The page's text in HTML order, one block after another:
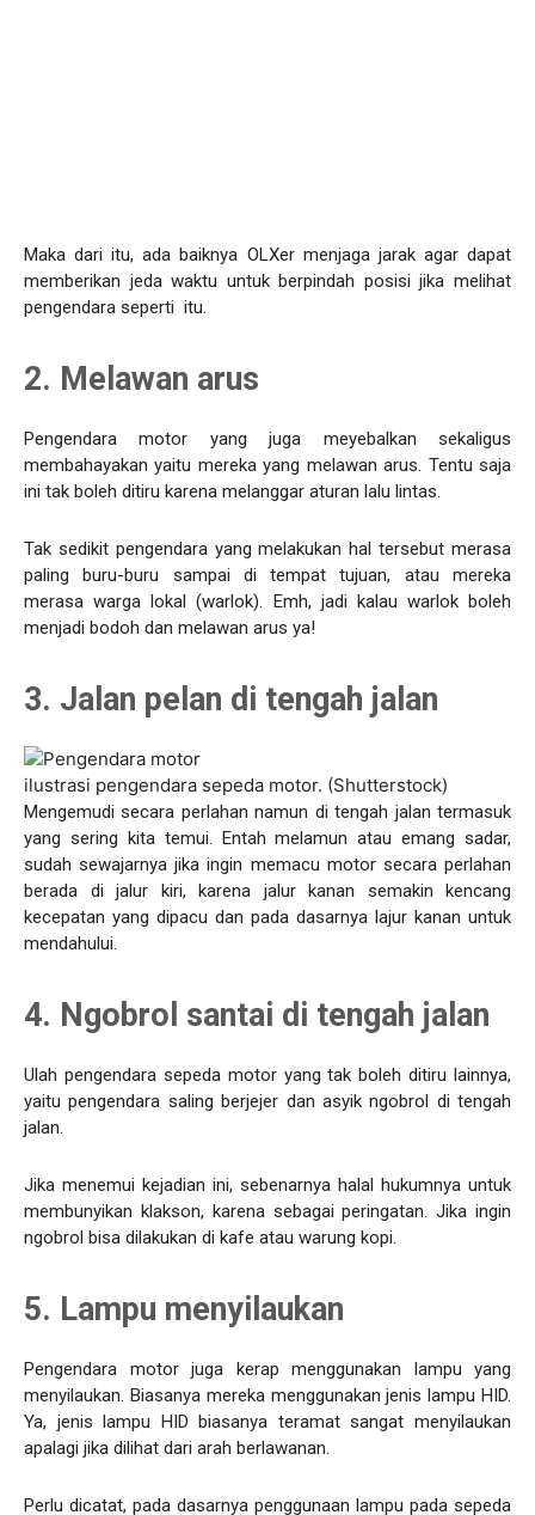
Maka dari itu, ada baiknya OLXer menjaga jarak agar dapat
memberikan jeda waktu untuk berpindah posisi jika melihat
pengendara seperti itu.
2. Melawan arus
Pengendara motor yang juga meyebalkan sekaligus
membahayakan yaitu mereka yang melawan arus. Tentu saja
ini tak boleh ditiru karena melanggar aturan lalu lintas.
Tak sedikit pengendara yang melakukan hal tersebut merasa
paling buru-buru sampai di tempat tujuan, atau mereka
merasa warga lokal (warlok). Emh, jadi kalau warlok boleh
menjadi bodoh dan melawan arus ya!
3. Jalan pelan di tengah jalan
ilustrasi pengendara sepeda motor. (Shutterstock)
Mengemudi secara perlahan namun di tengah jalan termasuk
yang sering kita temui. Entah melamun atau emang sadar,
sudah sewajarnya jika ingin memacu motor secara perlahan
berada di jalur kiri, karena jalur kanan semakin kencang
kecepatan yang dipacu dan pada dasarnya lajur kanan untuk
mendahului.
4. Ngobrol santai di tengah jalan
Ulah pengendara sepeda motor yang tak boleh ditiru lainnya,
yaitu pengendara saling berjejer dan asyik ngobrol di tengah
jalan.
Jika menemui kejadian ini, sebenarnya halal hukumnya untuk
membunyikan klakson, karena sebagai peringatan. Jika ingin
ngobrol bisa dilakukan di kafe atau warung kopi.
5. Lampu menyilaukan
Pengendara motor juga kerap menggunakan lampu yang
menyilaukan. Biasanya mereka menggunakan jenis lampu HID.
Ya, jenis lampu HID biasanya teramat sangat menyilaukan
apalagi jika dilihat dari arah berlawanan.
Perlu dicatat, pada dasarnya penggunaan lampu pada sepeda